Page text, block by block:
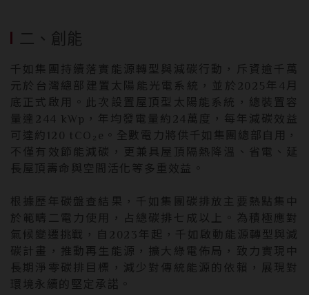
二、創能
千如集團持續落實能源轉型與減碳行動，斥資逾千萬
元於台灣總部建置太陽能光電系統，並於2025年4月
底正式啟用。此次設置屋頂型太陽能系統，總裝置容
量達244 kWp，年均發電量約24萬度，每年減碳效益
可達約120 tCO₂e。全數電力將供千如集團總部自用，
不僅有效節能減碳，更兼具屋頂隔熱降溫、省電、延
長屋頂壽命與空間活化等多重效益。
根據歷年碳盤查結果，千如集團碳排放主要熱點集中
於範疇二電力使用，占總碳排七成以上。為積極應對
氣候變遷挑戰，自2023年起，千如啟動能源轉型與減
碳計畫，推動再生能源，擴大綠電佈局，致力實現中
長期淨零碳排目標，減少對傳統能源的依賴，展現對
環境永續的堅定承諾。